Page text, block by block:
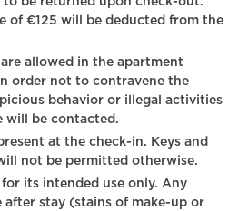
of €125 will be deducted from the
order not to contravene the
behavior or illegal activities
will be contacted.
not be permitted otherwise.
after stay (stains of make-up or